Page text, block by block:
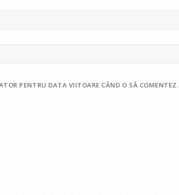
PENTRU DATA VIITOARE CÂND O SĂ COMENTEZ.